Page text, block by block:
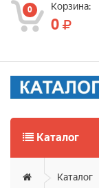
0 Корзина:
0
Каталог
Каталог